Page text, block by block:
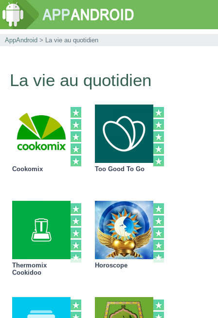
AppAndroid > La vie au quotidien
La vie au quotidien
Cookomix Too Good To Go
Thermomix
Cookidoo
Horoscope